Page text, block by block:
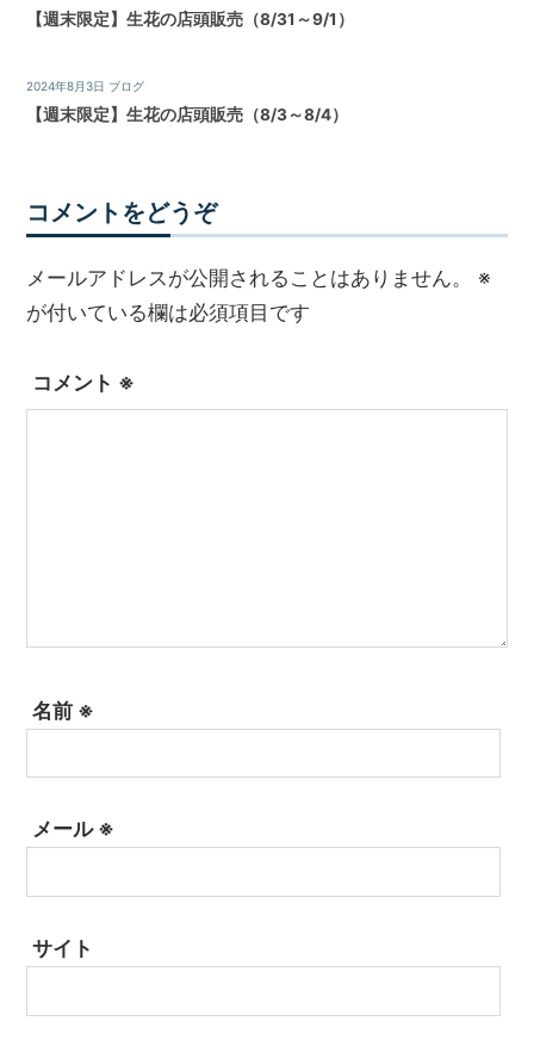
【週末限定】生花の店頭販売（8/31～9/1）
2024年8月3日 ブログ
【週末限定】生花の店頭販売（8/3～8/4）
コメントをどうぞ
メールアドレスが公開されることはありません。
※
が付いている欄は必須項目です
コメント ※
名前 ※
メール ※
サイト